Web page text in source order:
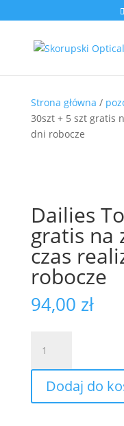
Strona główna /
30szt + 5 szt gratis
dni robocze
Dailies
gratis na
czas
robocze
94,00 zł
Dailies
Total
30szt
+
Dodaj do